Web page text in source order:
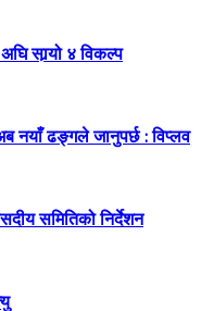
सार्‍यो ४ विकल्प
नयाँ ढङ्गले जानुपर्छ : विप्लव
समितिको निर्देशन